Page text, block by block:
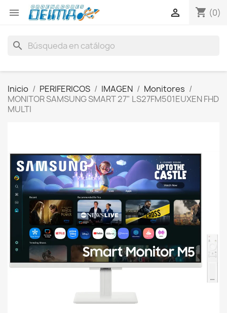
 shopping_cart (0)

search
Inicio PERIFERICOS IMAGEN
Monitores
MONITOR SAMSUNG SMART 27" LS27FM501EUXEN FHD
MULTI